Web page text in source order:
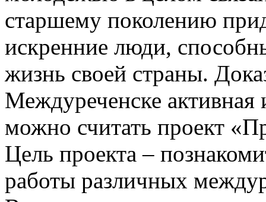
старшему поколению
искренние люди,
жизнь своей страны.
Междуреченске
можно считать проект
Цель проекта –
работы различных